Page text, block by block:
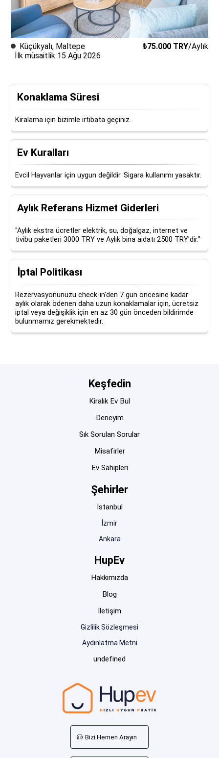
Küçükyalı, Maltepe ₺75.000 TRY/Aylık
İlk müsaitlik 15 Ağu 2026
Konaklama Süresi
Kiralama için bizimle irtibata geçiniz.
Ev Kuralları
Evcil Hayvanlar için uygun değildir. Sigara kullanımı yasaktır.
Aylık Referans Hizmet Giderleri
"Aylık ekstra ücretler elektrik, su, doğalgaz, internet ve
tivibu paketleri 3000 TRY ve Aylık bina aidatı 2500 TRY'dir."
İptal Politikası
Rezervasyonunuzu check-in'den 7 gün öncesine kadar
aylık olarak ödenen daha uzun konaklamalar için, ücretsiz
iptal veya değişiklik için en az 30 gün önceden bildirimde
bulunmamız gerekmektedir.
Bizi Hemen Arayın
Keşfedin
Kiralık Ev Bul
Deneyim
Sık Sorulan Sorular
Misafirler
Ev Sahipleri
Şehirler
İstanbul
İzmir
Ankara
HupEv
Hakkımızda
Blog
İletişim
Gizlilik Sözleşmesi
Aydınlatma Metni
undefined